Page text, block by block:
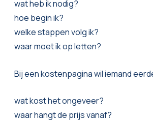
wat heb ik nodig?
hoe begin ik?
welke stappen volg ik?
waar moet ik op letten?
Bij een kostenpagina wil iemand
wat kost het ongeveer?
waar hangt de prijs vanaf?